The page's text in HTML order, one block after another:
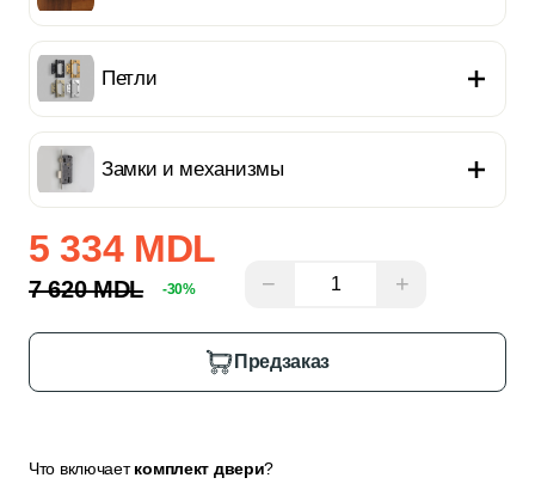
Петли
Замки и механизмы
5 334 MDL
7 620 MDL -30% − +
Предзаказ
Что включаеткомплект двери?